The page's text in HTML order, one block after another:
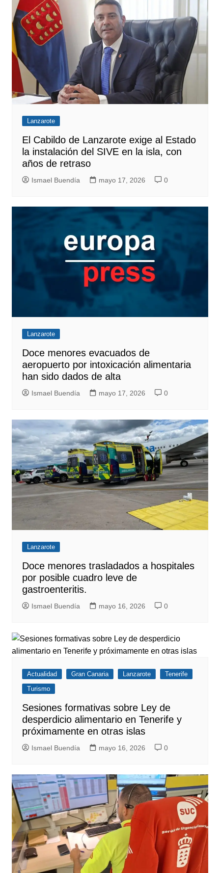
Lanzarote
El Cabildo de Lanzarote exige al Estado
la instalación del SIVE en la isla, con
años de retraso
Ismael Buendía mayo 17, 2026 0
Lanzarote
Doce menores evacuados de
aeropuerto por intoxicación alimentaria
han sido dados de alta
Ismael Buendía mayo 17, 2026 0
Lanzarote
Doce menores trasladados a hospitales
por posible cuadro leve de
gastroenteritis.
Ismael Buendía mayo 16, 2026 0
Actualidad Gran Canaria Lanzarote
Tenerife
Turismo
Sesiones formativas sobre Ley de
desperdicio alimentario en Tenerife y
próximamente en otras islas
Ismael Buendía mayo 16, 2026 0